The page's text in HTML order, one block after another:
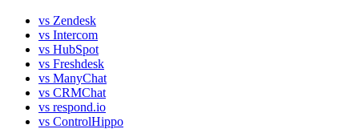
vs Zendesk
vs Intercom
vs HubSpot
vs Freshdesk
vs ManyChat
vs CRMChat
vs respond.io
vs ControlHippo